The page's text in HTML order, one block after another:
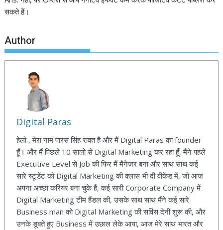
सकते हैं।
Author
Digital Paras
हेलो , मेरा नाम पारस सिंह रावत है और मैं Digital Paras का founder
हूँ। और मैं पिछले 10 सालो से Digital Marketing कर रहा हूँ, मैंने पहले
Executive Level से Job की फिर मैं मैनेजर बना और साथ साथ कई
सारे स्टूडेंट को Digital Marketing की क्लास भी दी वीकेंड में, जो आज
अपना अच्छा करियर बना चुके हैं, कई सारी Corporate Company में
Digital Marketing टीम हैंडल की, उसके साथ साथ मैंने कई सारे
Business man को Digital Marketing की सर्विस देनी शुरू की, और
उनके डूबते हुए Business में उछाल लेके आया, आज मेरे साथ भारत और